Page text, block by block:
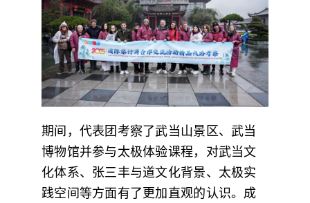
期间，代表团考察了武当山景区、武当
博物馆并参与太极体验课程，对武当文
化体系、张三丰与道文化背景、太极实
践空间等方面有了更加直观的认识。成